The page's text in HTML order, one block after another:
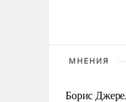
МНЕНИЯ
Борис